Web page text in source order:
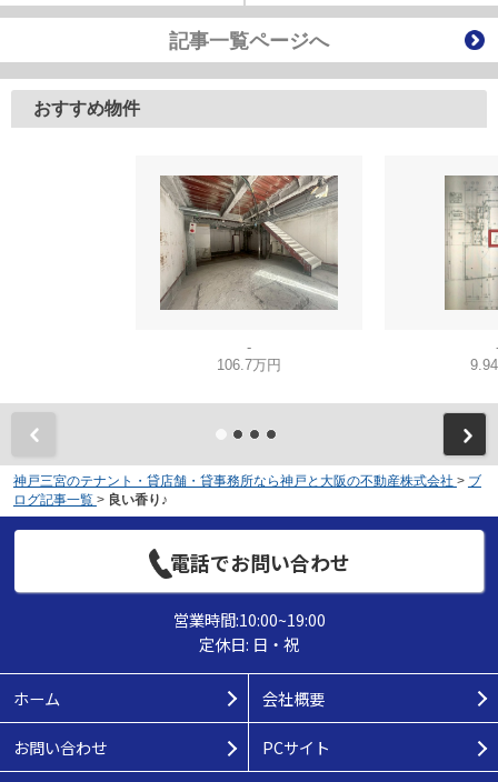
記事一覧ページへ
おすすめ物件
-
106.7万円
神戸三宮のテナント・貸店舗・貸事務所なら神戸と大阪の不動産株式会社 > ブ
ログ記事一覧 > 良い香り♪
電話でお問い合わせ
営業時間:10:00~19:00
定休日: 日・祝
ホーム 会社概要
お問い合わせ PCサイト